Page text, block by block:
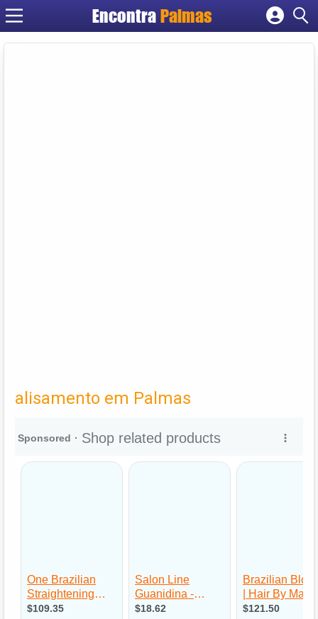
Encontra Palmas
Cadastrar empresa
alisamento em Palmas